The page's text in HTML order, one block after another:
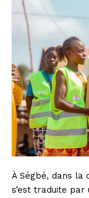
À Ségbé, dans la
s’est traduite par